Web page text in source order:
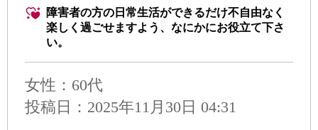
障害者の方の日常生活ができるだけ不自由なく
楽しく過ごせますよう、なにかにお役立て下さ
い。
女性：60代
投稿日：2025年11月30日 04:31